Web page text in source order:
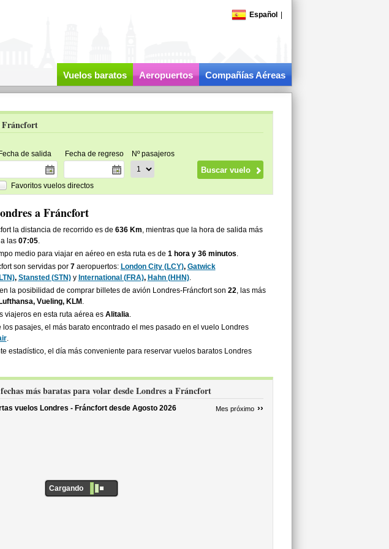
Español
Vuelos baratos Aeropuertos Compañías Aéreas
Fráncfort
Fecha de salida Fecha de regreso Nº pasajeros
Favoritos vuelos directos
a Fráncfort
la distancia de recorrido es de636 Km, mientras que la hora de salida más
a las07:05.
medio para viajar en aéreo en esta ruta es de 1 hora y 36 minutos.
son servidas por 7aeropuertos: London City (LCY), Gatwick
, Stansted (STN)y International (FRA), Hahn (HHN).
la posibilidad de comprar billetes de avión Londres-Fráncfort son 22, las más
Vueling, KLM .
viajeros en esta ruta aérea es Alitalia.
los pasajes, el más barato encontrado el mes pasado en el vuelo Londres
.
estadístico, el día más conveniente para reservar vuelos baratos Londres
más baratas para volar desde Londres a Fráncfort
vuelos Londres - Fráncfort desde Agosto 2026 Mes próximo ››
Cargando